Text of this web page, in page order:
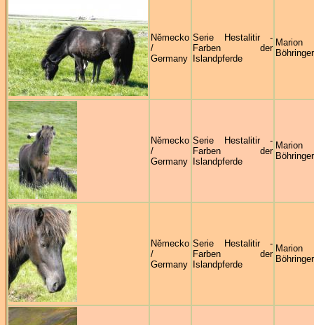
Německo
/
Germany
Serie Hestalitir -
Farben der
Islandpferde
Marion
Böhringer
Německo
/
Germany
Serie Hestalitir -
Farben der
Islandpferde
Marion
Böhringer
Německo
/
Germany
Serie Hestalitir -
Farben der
Islandpferde
Marion
Böhringer